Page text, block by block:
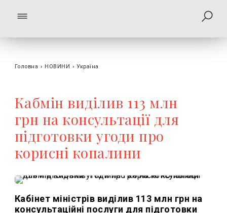
Головна › НОВИНИ › Україна
Кабмін виділив 113 млн
грн на консультації для
підготовки угоди про
корисні копалини
Кабінет міністрів виділив 113 млн грн на
консультаційні послуги для підготовки